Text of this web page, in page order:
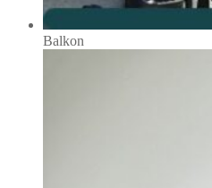
Balkon